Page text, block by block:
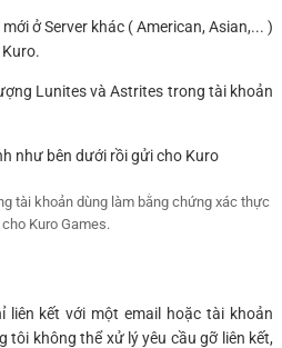
ở Server khác ( American, Asian,... )
Lunites và Astrites trong tài khoản
như bên dưới rồi gửi cho Kuro
tài khoản dùng làm bằng chứng xác thực
Kuro Games.
liên kết với một email hoặc tài khoản
tôi không thể xử lý yêu cầu gỡ liên kết,